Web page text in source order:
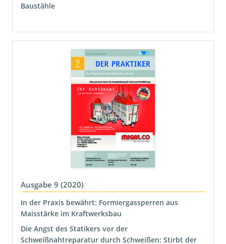
Baustähle
Ausgabe 9 (2020)
In der Praxis bewährt: Formiergassperren aus
Maisstärke im Kraftwerksbau
Die Angst des Statikers vor der
Schweißnahtreparatur durch Schweißen: Stirbt der